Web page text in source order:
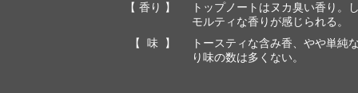
【 香り 】
トップノートはヌカ臭い香り。
モルティな香りが感じられる。
【 味 】
トースティな含み香、やや単純
り味の数は多くない。